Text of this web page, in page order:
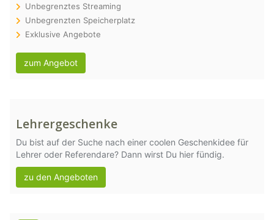
Unbegrenztes Streaming
Unbegrenzten Speicherplatz
Exklusive Angebote
zum Angebot
Lehrergeschenke
Du bist auf der Suche nach einer coolen Geschenkidee für
Lehrer oder Referendare? Dann wirst Du hier fündig.
zu den Angeboten